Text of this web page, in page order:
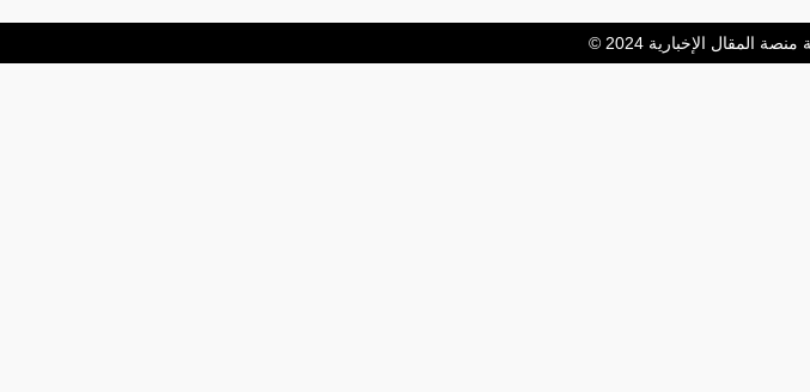
المقال الإخبارية 2024 ©